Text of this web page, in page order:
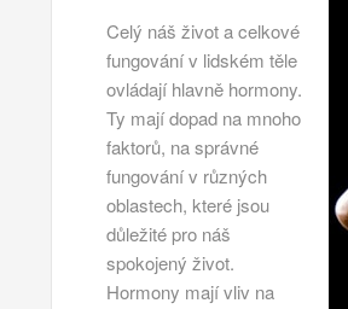
Celý náš život a celkové
fungování v lidském těle
ovládají hlavně hormony.
Ty mají dopad na mnoho
faktorů, na správné
fungování v různých
oblastech, které jsou
důležité pro náš
spokojený život.
Hormony mají vliv na